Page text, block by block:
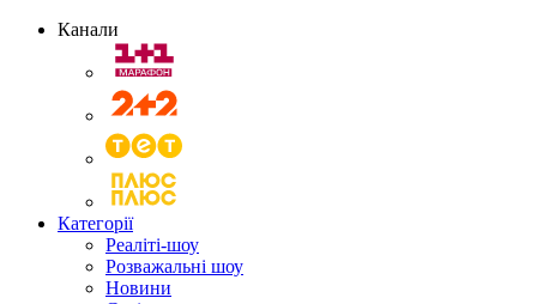
Канали
Категорії
Реаліті-шоу
Розважальні шоу
Новини